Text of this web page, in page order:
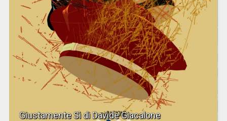
Giustamente Sì di Davide Giacalone